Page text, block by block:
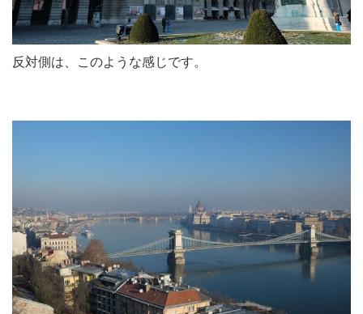
反対側は、このような感じです。